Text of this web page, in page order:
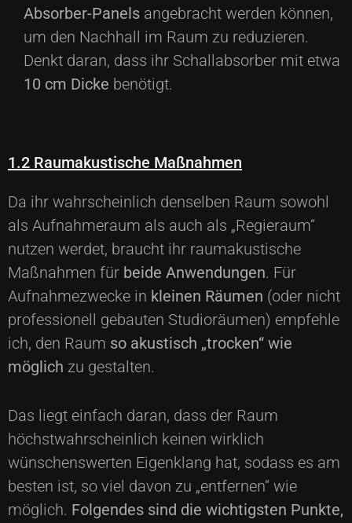
Absorber-Panels angebracht werden können,
um den Nachhall im Raum zu reduzieren.
Denkt daran, dass ihr Schallabsorber mit etwa
10 cm Dicke benötigt.
1.2 Raumakustische Maßnahmen
Da ihr wahrscheinlich denselben Raum sowohl
als Aufnahmeraum als auch als „Regieraum“
nutzen werdet, braucht ihr raumakustische
Maßnahmen für beide Anwendungen. Für
Aufnahmezwecke in kleinen Räumen (oder nicht
professionell gebauten Studioräumen) empfehle
ich, den Raum so akustisch „trocken“ wie
möglich zu gestalten.
Das liegt einfach daran, dass der Raum
höchstwahrscheinlich keinen wirklich
wünschenswerten Eigenklang hat, sodass es am
besten ist, so viel davon zu „entfernen“ wie
möglich. Folgendes sind die wichtigsten Punkte,